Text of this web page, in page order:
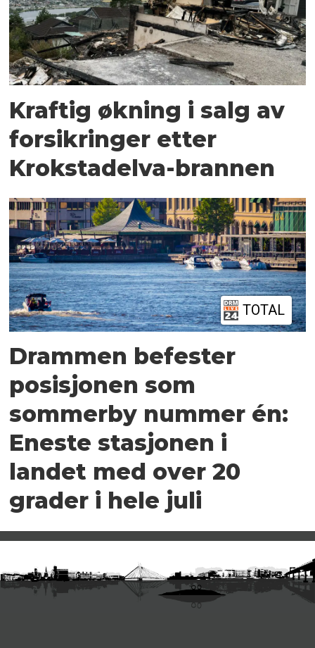
Kraftig økning i salg av
forsikringer etter
Krokstadelva-brannen
TOTAL
Drammen befester
posisjonen som
sommerby nummer én:
Eneste stasjonen i
landet med over 20
grader i hele juli